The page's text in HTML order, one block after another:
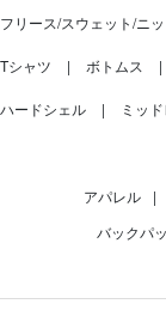
フリース/スウェット/ニッ
Tシャツ ボトムス
ハードシェル ミッ
アパレル |
バックパ